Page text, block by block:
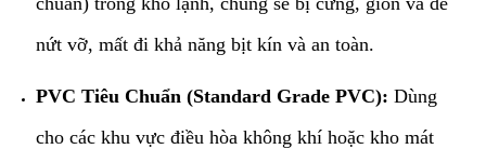
nứt vỡ, mất đi khả năng bịt kín và an toàn.
PVC Tiêu Chuẩn (Standard Grade PVC): Dùng
cho các khu vực điều hòa không khí hoặc kho mát